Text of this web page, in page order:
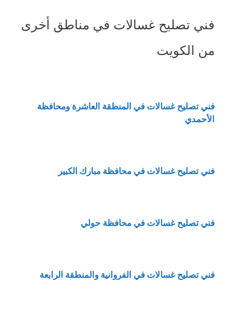
فني تصليح غسالات في مناطق أخرى
من الكويت
فني تصليح غسالات في المنطقة العاشرة ومحافظة
الأحمدي
فني تصليح غسالات في محافظة مبارك الكبير
فني تصليح غسالات في محافظة حولي
فني تصليح غسالات في الفروانية والمنطقة الرابعة